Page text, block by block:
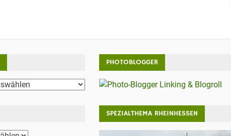
PHOTOBLOGGER
SPEZIALTHEMA RHEINHESSEN